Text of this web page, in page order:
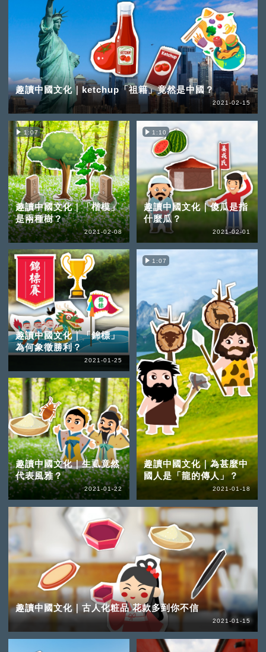
趣讀中國文化｜ketchup「祖籍」竟然是中國？
2021-02-15
1:07
趣讀中國文化｜「楷模」
是兩種樹？
2021-02-08
1:10
趣讀中國文化｜傻瓜是指
什麼瓜？
2021-02-01
趣讀中國文化｜「錦標」
為何象徵勝利？
2021-01-25
趣讀中國文化｜生虱竟然
代表風雅？
2021-01-22
1:07
趣讀中國文化｜為甚麼中
國人是「龍的傳人」？
2021-01-18
趣讀中國文化｜古人化粧品 花款多到你不信
2021-01-15